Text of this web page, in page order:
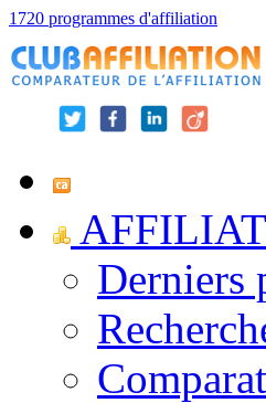
1720 programmes d'affiliation
Derniers